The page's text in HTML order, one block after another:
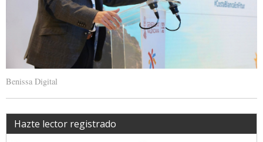
Benissa Digital
Hazte lector registrado